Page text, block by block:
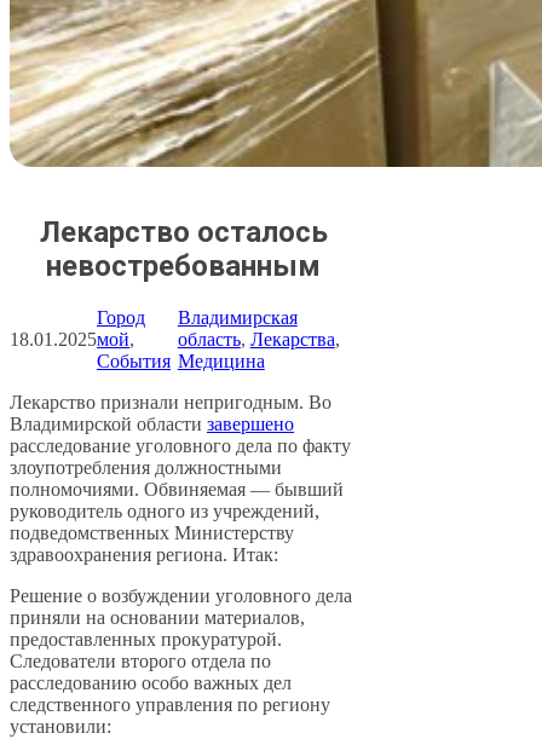
Лекарство осталось
невостребованным
18.01.2025
Город
мой
События
Владимирская
область, Лекарства
Медицина
Лекарство признали непригодным. Во
Владимирской области завершено
расследование уголовного дела по факту
злоупотребления должностными
полномочиями. Обвиняемая — бывший
руководитель одного из учреждений,
подведомственных Министерству
здравоохранения региона. Итак:
Решение о возбуждении уголовного дела
приняли на основании материалов,
предоставленных прокуратурой.
Следователи второго отдела по
расследованию особо важных дел
следственного управления по региону
установили: